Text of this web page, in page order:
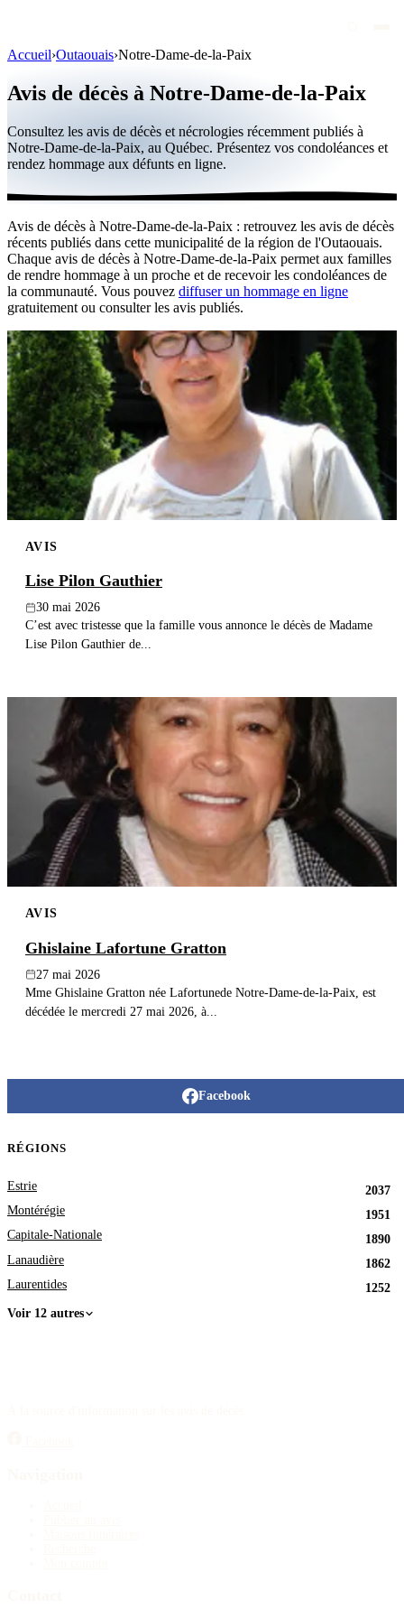
Personnalités publiques
Québec
Canada
International
Par région
Par ville
Maisons funéraires
Éternea
Blog
Publier un avis
Recherche
Accueil›Outaouais›Notre-Dame-de-la-Paix
Avis de décès à Notre-Dame-de-la-Paix
Consultez les avis de décès et nécrologies récemment publiés à
Notre-Dame-de-la-Paix, au Québec. Présentez vos condoléances et
rendez hommage aux défunts en ligne.
Avis de décès à Notre-Dame-de-la-Paix : retrouvez les avis de décès
récents publiés dans cette municipalité de la région de l'Outaouais.
Chaque avis de décès à Notre-Dame-de-la-Paix permet aux familles
de rendre hommage à un proche et de recevoir les condoléances de
la communauté. Vous pouvez diffuser un hommage en ligne
gratuitement ou consulter les avis publiés.
AVIS
Lise Pilon Gauthier
30 mai 2026
C’est avec tristesse que la famille vous annonce le décès de Madame
Lise Pilon Gauthier de...
AVIS
Ghislaine Lafortune Gratton
27 mai 2026
Mme Ghislaine Gratton née Lafortunede Notre-Dame-de-la-Paix, est
décédée le mercredi 27 mai 2026, à...
Facebook
RÉGIONS
Estrie
2037
Montérégie
1951
Capitale-Nationale
1890
Lanaudière
1862
Laurentides
1252
Voir 12 autres